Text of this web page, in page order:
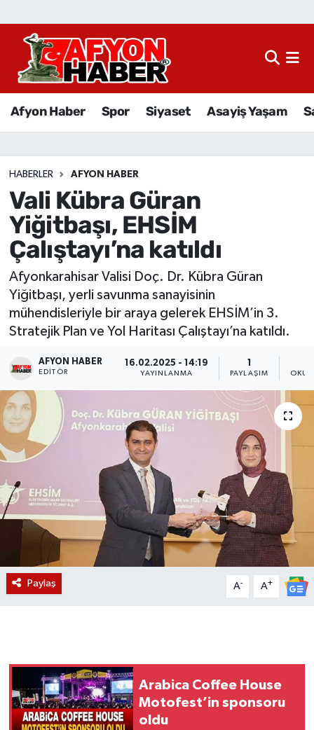
Afyon Haber Spor Siyaset Asayiş Yaşam
HABERLER AFYON HABER
Vali Kübra Güran
Yiğitbaşı, EHSİM
Çalıştayı’na katıldı
Afyonkarahisar Valisi Doç. Dr. Kübra Güran
Yiğitbaşı, yerli savunma sanayisinin
mühendisleriyle bir araya gelerek EHSİM’in 3.
Stratejik Plan ve Yol Haritası Çalıştayı’na katıldı.
AFYON HABER
EDITÖR
16.02.2025 - 14:19
YAYINLANMA PAYLAŞIM
Paylaş A- A+
Arabica Coffee House
Motofest’in sponsoru
oldu
Afyon Haber
Sağlık
Eğitim
Sivil Toplum
Ekonomi
Magazin
Etkinlikler